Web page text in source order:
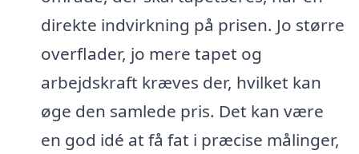
direkte indvirkning på prisen. Jo større
overflader, jo mere tapet og
arbejdskraft kræves der, hvilket kan
øge den samlede pris. Det kan være
en god idé at få fat i præcise målinger,